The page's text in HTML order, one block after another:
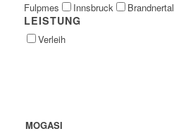
Fulpmes
Innsbruck Brandnertal
LEISTUNG
Verleih
MOGASI